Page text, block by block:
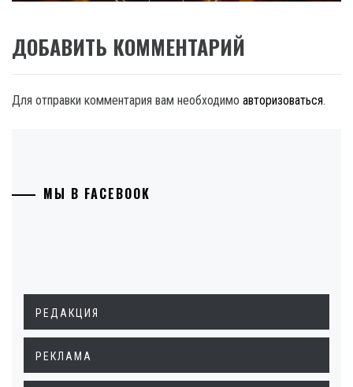
ДОБАВИТЬ КОММЕНТАРИЙ
Для отправки комментария вам необходимо авторизоваться.
МЫ В FACEBOOK
РЕДАКЦИЯ
РЕКЛАМА